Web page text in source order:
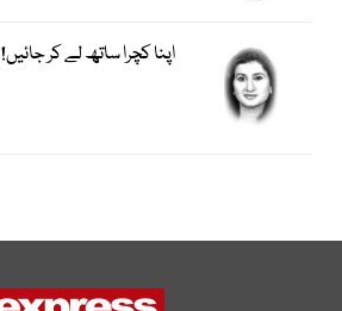
اپنا کچرا ساتھ لے کر جائیں!